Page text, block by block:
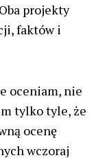
projekty
faktów i
oceniam, nie
tylko tyle, że
ocenę
wczoraj